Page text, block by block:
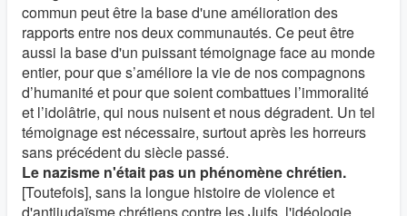
commun peut être la base d'une amélioration des
rapports entre nos deux communautés. Ce peut être
aussi la base d'un puissant témoignage face au monde
entier, pour que s’améliore la vie de nos compagnons
d’humanité et pour que soient combattues l’immoralité
et l’idolâtrie, qui nous nuisent et nous dégradent. Un tel
témoignage est nécessaire, surtout après les horreurs
sans précédent du siècle passé.
Le nazisme n'était pas un phénomène chrétien.
[Toutefois], sans la longue histoire de violence et
d'antijudaïsme chrétiens contre les Juifs, l'idéologie